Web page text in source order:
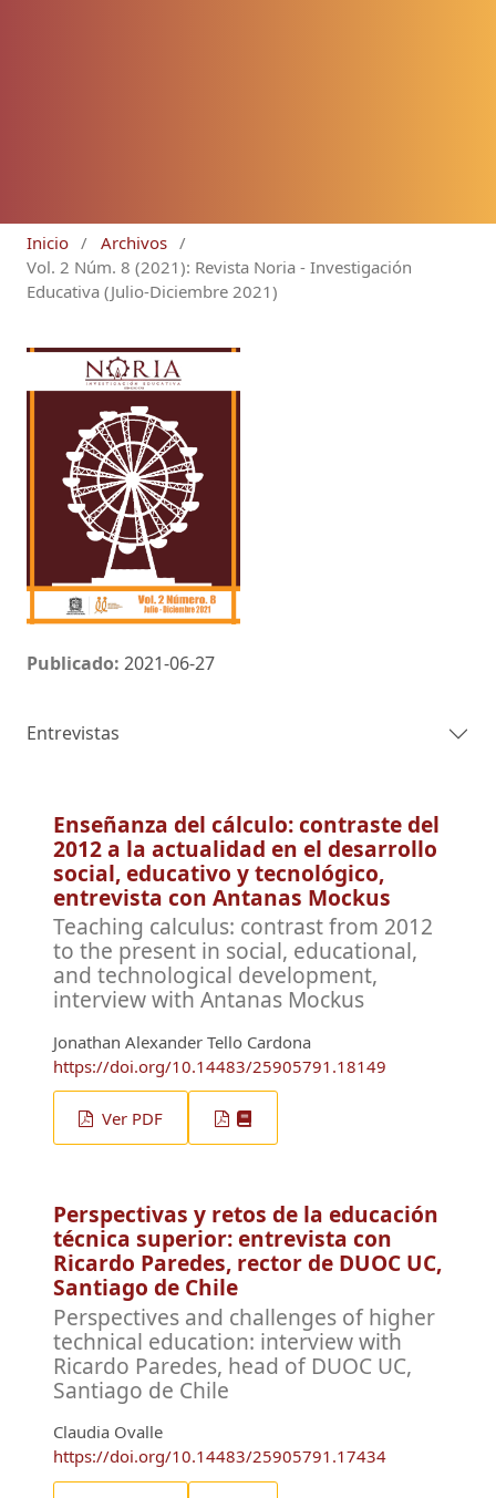
Inicio / Archivos /
Vol. 2 Núm. 8 (2021): Revista Noria - Investigación
Educativa (Julio-Diciembre 2021)
Publicado: 2021-06-27
Entrevistas
Enseñanza del cálculo: contraste del
2012 a la actualidad en el desarrollo
social, educativo y tecnológico,
entrevista con Antanas Mockus
Teaching calculus: contrast from 2012
to the present in social, educational,
and technological development,
interview with Antanas Mockus
Jonathan Alexander Tello Cardona
https://doi.org/10.14483/25905791.18149
Ver PDF
Perspectivas y retos de la educación
técnica superior: entrevista con
Ricardo Paredes, rector de DUOC UC,
Santiago de Chile
Perspectives and challenges of higher
technical education: interview with
Ricardo Paredes, head of DUOC UC,
Santiago de Chile
Claudia Ovalle
https://doi.org/10.14483/25905791.17434